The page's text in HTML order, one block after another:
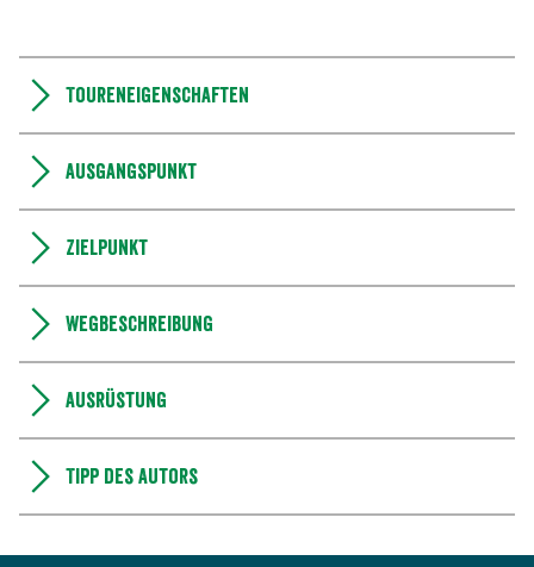
Toureneigenschaften
Ausgangspunkt
Zielpunkt
Wegbeschreibung
Ausrüstung
Tipp des Autors